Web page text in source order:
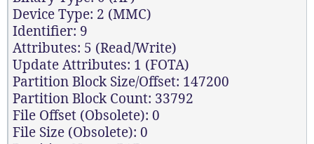
Device Type: 2 (MMC)
Identifier: 9
Attributes: 5 (Read/Write)
Update Attributes: 1 (FOTA)
Partition Block Size/Offset: 147200
Partition Block Count: 33792
File Offset (Obsolete): 0
File Size (Obsolete): 0